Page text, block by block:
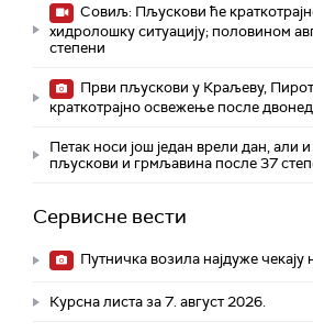
Совиљ: Пљускови ће
хидролошку ситуацију; половином
степени
Први пљускови у Краљеву,
краткотрајно освежење после
Петак носи још један врели дан, али
пљускови и грмљавина после 37
Сервисне вести
Путничка возила најдуже
Курсна листа за 7. август 2026.